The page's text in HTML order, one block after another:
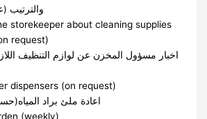
والترتيب
storekeeper about cleaning supplies
request)
اخبار مسؤول المخزن عن لوازم التنظيف
dispensers (on request)
اعادة ملئ براد
(weekly)